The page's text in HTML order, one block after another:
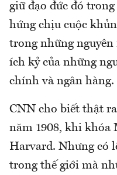
giữ đạo đức đó
hứng chịu cuộc
trong những
ích kỷ của những
chính và ngân hàng.
CNN cho biết thật
năm 1908, khi khóa
Harvard. Nhưng có
trong thế giới mà